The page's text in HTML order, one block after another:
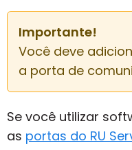
Importante!
Você deve
a porta de
Se você utilizar
as portas do RU